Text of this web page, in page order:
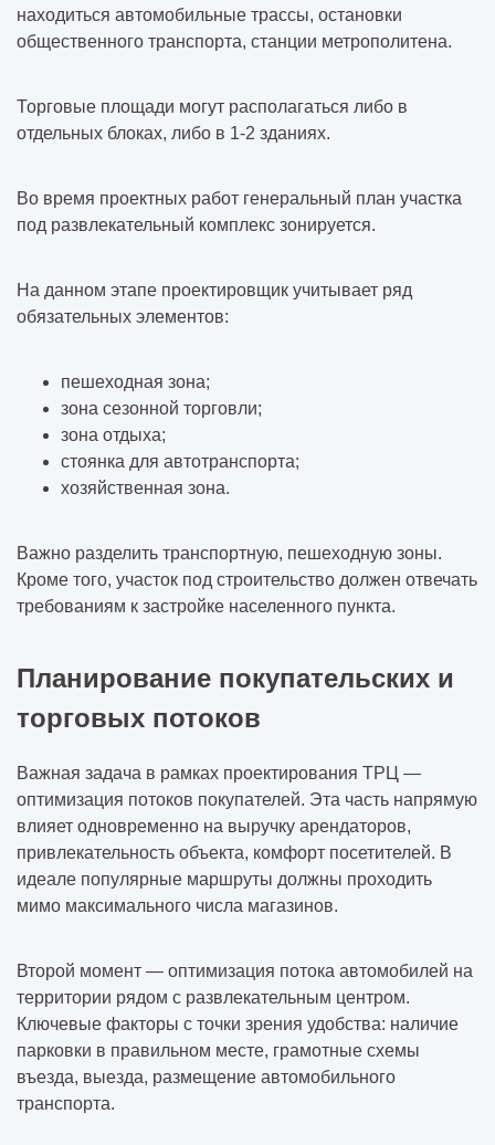
находиться автомобильные трассы, остановки
общественного транспорта, станции метрополитена.
Торговые площади могут располагаться либо в
отдельных блоках, либо в 1-2 зданиях.
Во время проектных работ генеральный план участка
под развлекательный комплекс зонируется.
На данном этапе проектировщик учитывает ряд
обязательных элементов:
пешеходная зона;
зона сезонной торговли;
зона отдыха;
стоянка для автотранспорта;
хозяйственная зона.
Важно разделить транспортную, пешеходную зоны.
Кроме того, участок под строительство должен отвечать
требованиям к застройке населенного пункта.
Планирование покупательских и
торговых потоков
Важная задача в рамках проектирования ТРЦ —
оптимизация потоков покупателей. Эта часть напрямую
влияет одновременно на выручку арендаторов,
привлекательность объекта, комфорт посетителей. В
идеале популярные маршруты должны проходить
мимо максимального числа магазинов.
Второй момент — оптимизация потока автомобилей на
территории рядом с развлекательным центром.
Ключевые факторы с точки зрения удобства: наличие
парковки в правильном месте, грамотные схемы
въезда, выезда, размещение автомобильного
транспорта.